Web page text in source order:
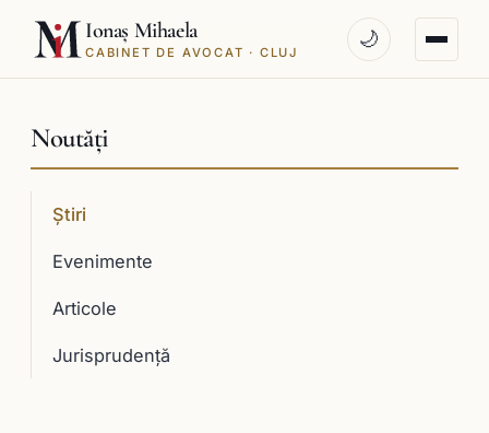
Ionaș Mihaela
CABINET DE AVOCAT · CLUJ
🌙
Noutăți
Știri
Evenimente
Articole
Jurisprudenţă